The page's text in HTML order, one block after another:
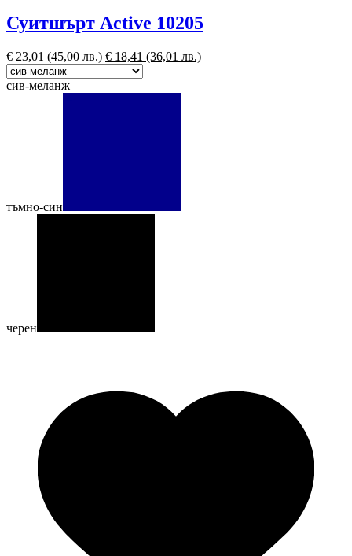
Суитшърт Active 10205
€23,01(45,00 лв.) € 18,41 (36,01 лв.)
сив-меланж
тъмно-син
черен